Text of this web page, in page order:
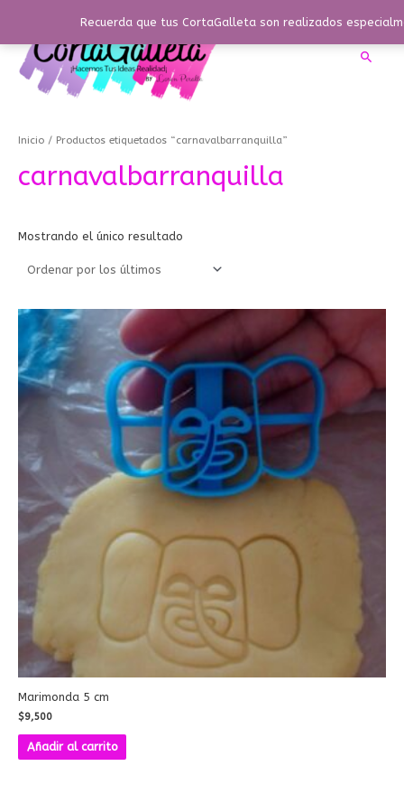
Recuerda que tus CortaGalleta son realizados
contenido
Inicio / Productos etiquetados “carnavalbarranquilla”
carnavalbarranquilla
Mostrando el único resultado
Marimonda 5 cm
$9,500
Añadir al carrito